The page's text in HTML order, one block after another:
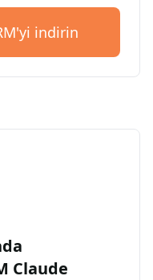
indirin
Claude